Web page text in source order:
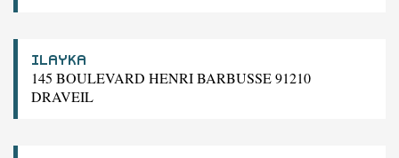
ILAYKA
145 BOULEVARD HENRI BARBUSSE 91210
DRAVEIL